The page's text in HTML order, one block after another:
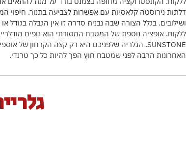
דלתות נירוסטה קלאסיות עם אפשרות לצביעה בתנור. חיפוי
ושילובים. בגלל הצורה שבה נבנית סדרה זו אין הגבלה
האחרונות הרבה לפני שמטבח חוץ הפך להיות כל כך טרנדי.